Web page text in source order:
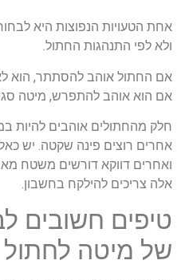
אחת הטעויות הנפוצות היא
ולא לפי התנהגות החתול.
אם החתול אוהב להסתתר, הוא
אם הוא אוהב להתפרש, מיטה
חלק מהחתולים אוהבים להיות
אחרים רוצים פינה שקטה. יש
ואחרים דווקא דורשים משטח
אלה צריכים להילקח בחשבון.
טיפים חשובים
של מיטה לחתול